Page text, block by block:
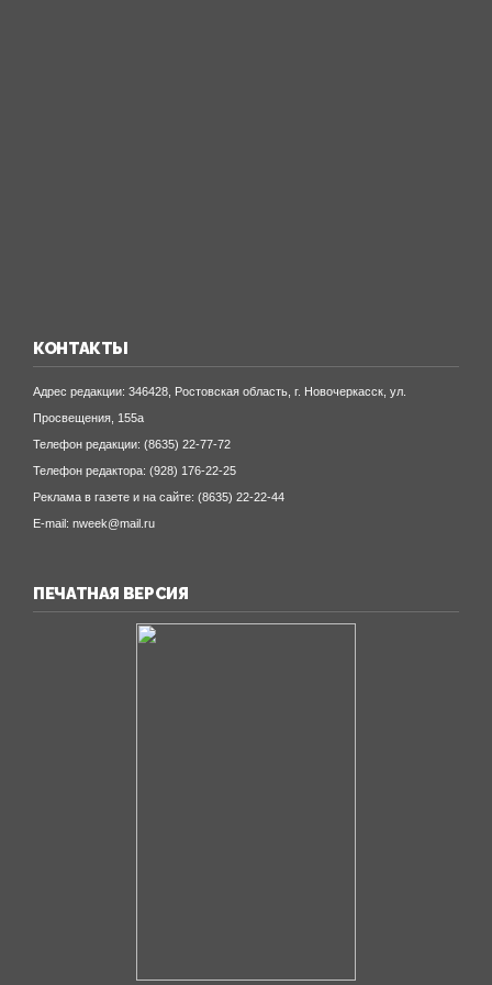
КОНТАКТЫ
Адрес редакции: 346428, Ростовская область, г. Новочеркасск, ул.
Просвещения, 155а
Телефон редакции: (8635) 22-77-72
Телефон редактора: (928) 176-22-25
Реклама в газете и на сайте: (8635) 22-22-44
E-mail: nweek@mail.ru
ПЕЧАТНАЯ ВЕРСИЯ